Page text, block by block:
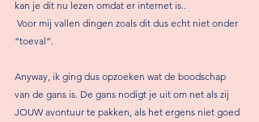
kan je dit nu lezen omdat er internet is..
Voor mij vallen dingen zoals dit dus echt niet onder
“toeval”.
Anyway, ik ging dus opzoeken wat de boodschap
van de gans is. De gans nodigt je uit om net als zij
JOUW avontuur te pakken, als het ergens niet goed